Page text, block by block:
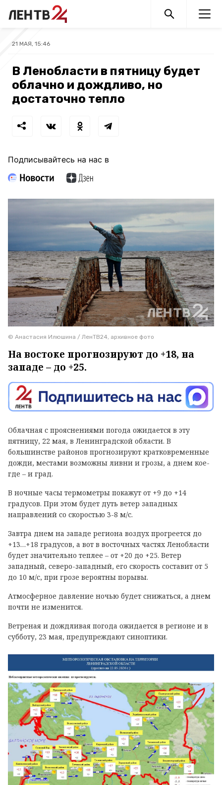
21 МАЯ, 15:46
В Ленобласти в пятницу будет
облачно и дождливо, но
достаточно тепло
Подписывайтесь на нас в
© Анастасия Илюшина / ЛенТВ24, архивное фото
На востоке прогнозируют до +18, на
западе – до +25.
Облачная с прояснениями погода ожидается в эту
пятницу, 22 мая, в Ленинградской области. В
большинстве районов прогнозируют кратковременные
дожди, местами возможны ливни и грозы, а днем кое-
где – и град.
В ночные часы термометры покажут от +9 до +14
градусов. При этом будет дуть ветер западных
направлений со скоростью 3-8 м/с.
Завтра днем на западе региона воздух прогреется до
+13…+18 градусов, а вот в восточных частях Ленобласти
будет значительно теплее – от +20 до +25. Ветер
западный, северо-западный, его скорость составит от 5
до 10 м/с, при грозе вероятны порывы.
Атмосферное давление ночью будет снижаться, а днем
почти не изменится.
Ветреная и дождливая погода ожидается в регионе и в
субботу, 23 мая, предупреждают синоптики.